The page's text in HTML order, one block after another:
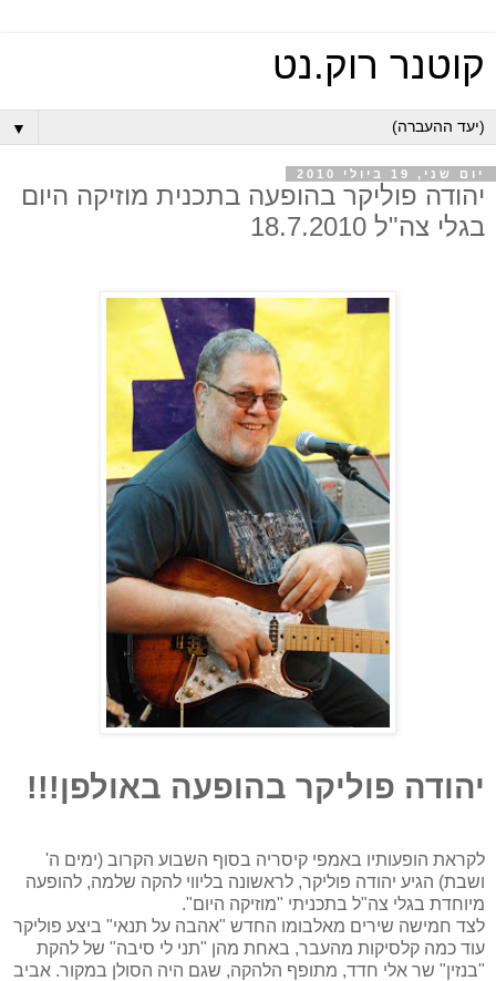
קוטנר רוק.נט
▼
יום שני, 19 ביולי 2010
יהודה פוליקר בהופעה בתכנית מוזיקה היום
בגלי צה"ל 18.7.2010
יהודה פוליקר בהופעה באולפן!!!
לקראת הופעותיו באמפי קיסריה בסוף השבוע הקרוב (ימים ה'
ושבת) הגיע יהודה פוליקר, לראשונה בליווי להקה שלמה, להופעה
מיוחדת בגלי צה"ל בתכניתי "מוזיקה היום".
לצד חמישה שירים מאלבומו החדש "אהבה על תנאי" ביצע פוליקר
עוד כמה קלסיקות מהעבר, באחת מהן "תני לי סיבה" של להקת
"בנזין" שר אלי חדד, מתופף הלהקה, שגם היה הסולן במקור. אביב